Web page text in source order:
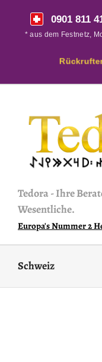
0901 811
* aus dem Festnetz,
Tedora-Ihre
Wesentliche.
Europa's Nummer 2
Schweiz